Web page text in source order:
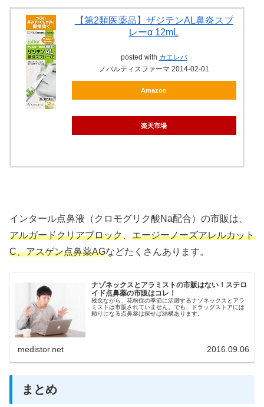
【第2類医薬品】ザジテンAL鼻炎スプ
レーα 12mL
posted with カエレバ
ノバルティスファーマ 2014-02-01
Amazon
楽天市場
インタール点鼻液（クロモグリク酸Na配合）の市販は、
アルガードクリアブロック
エージーノーズアレルカット
C、アスゲン点鼻薬AGなどたくさんあります。
ナゾネックスとアラミストの市販はない！ステロ
イド点鼻薬の市販はコレ！
残念ながら、花粉症の季節に活躍するナゾネックスとアラ
ミストは市販されていません。でも、ドラッグストアには
頼りになる点鼻薬は探せば結構あります。
medistor.net 2016.09.06
まとめ